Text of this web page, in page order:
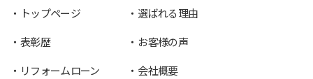
トップページ
選ばれる理由
表彰歴
お客様の声
リフォームローン
会社概要